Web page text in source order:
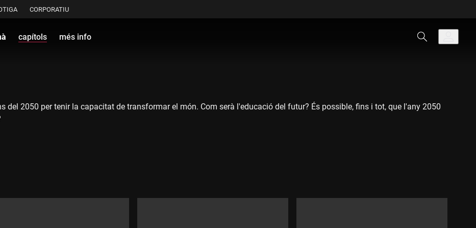
CORPORATIU
capítols més info
del 2050 per tenir la capacitat de transformar el món. Com serà l'educació del futur? És possible, fins i tot, que l'any 2050